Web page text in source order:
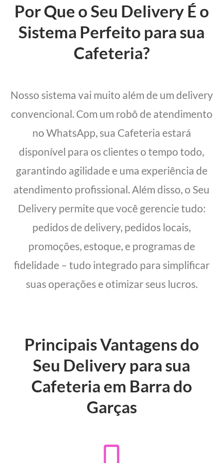
Por Que o Seu Delivery É o
Sistema Perfeito para sua
Cafeteria?
Nosso sistema vai muito além de um delivery
convencional. Com um robô de atendimento
no WhatsApp, sua Cafeteria estará
disponível para os clientes o tempo todo,
garantindo agilidade e uma experiência de
atendimento profissional. Além disso, o Seu
Delivery permite que você gerencie tudo:
pedidos de delivery, pedidos locais,
promoções, estoque, e programas de
fidelidade – tudo integrado para simplificar
suas operações e otimizar seus lucros.
Principais Vantagens do
Seu Delivery para sua
Cafeteria em Barra do
Garças